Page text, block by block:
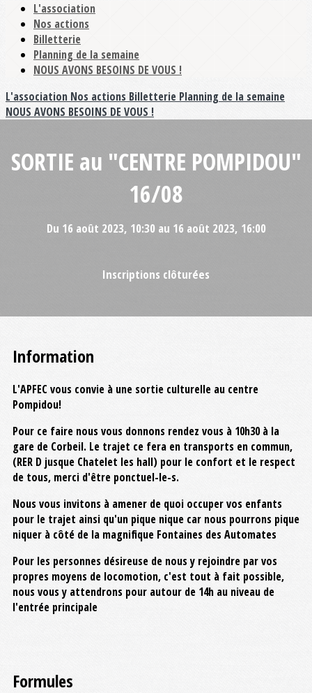
L'association
Nos actions
Billetterie
Planning de la semaine
NOUS AVONS BESOINS DE VOUS !
L'association Nos actions Billetterie Planning de la semaine
NOUS AVONS BESOINS DE VOUS !
SORTIE au "CENTRE POMPIDOU"
16/08
Du 16 août 2023, 10:30 au 16 août 2023, 16:00
Inscriptions clôturées
Information
L'APFEC vous convie à une sortie culturelle au centre
Pompidou!
Pour ce faire nous vous donnons rendez vous à 10h30 à la
gare de Corbeil. Le trajet ce fera en transports en commun,
(RER D jusque Chatelet les hall) pour le confort et le respect
de tous, merci d'être ponctuel-le-s.
Nous vous invitons à amener de quoi occuper vos enfants
pour le trajet ainsi qu'un pique nique car nous pourrons pique
niquer à côté de la magnifique Fontaines des Automates
Pour les personnes désireuse de nous y rejoindre par vos
propres moyens de locomotion, c'est tout à fait possible,
nous vous y attendrons pour autour de 14h au niveau de
l'entrée principale
Formules